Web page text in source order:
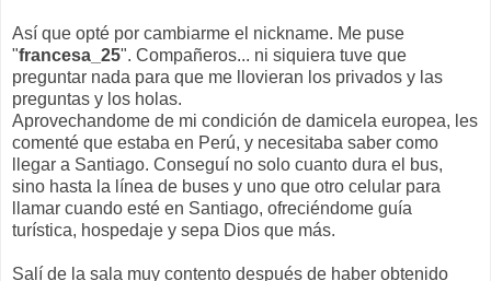
Así que opté por cambiarme el nickname. Me puse
"francesa_25". Compañeros... ni siquiera tuve que
preguntar nada para que me llovieran los privados y las
preguntas y los holas.
Aprovechandome de mi condición de damicela europea, les
comenté que estaba en Perú, y necesitaba saber como
llegar a Santiago. Conseguí no solo cuanto dura el bus,
sino hasta la línea de buses y uno que otro celular para
llamar cuando esté en Santiago, ofreciéndome guía
turística, hospedaje y sepa Dios que más.
Salí de la sala muy contento después de haber obtenido